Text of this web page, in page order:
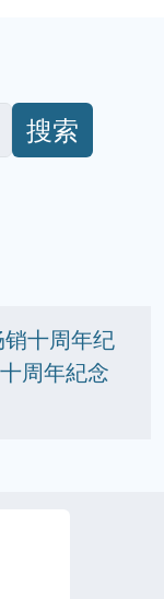
搜索
销十周年纪
周年紀念